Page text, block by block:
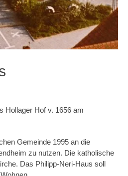
Hollager Hof v. 1656 am
Gemeinde 1995 an die
zu nutzen. Die katholische
Das Philipp-Neri-Haus soll